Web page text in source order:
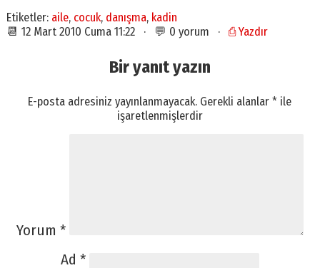
Etiketler: aile, cocuk, danışma, kadin
📆 12 Mart 2010 Cuma 11:22 · 💬 0 yorum · ⎙ Yazdır
Bir yanıt yazın
E-posta adresiniz yayınlanmayacak. Gerekli alanlar* ile
işaretlenmişlerdir
Yorum *
Ad *